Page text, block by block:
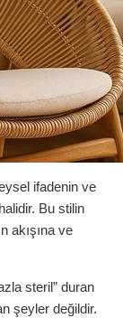
ifadenin ve
Bu stilin
akışına ve
steril” duran
şeyler değildir.